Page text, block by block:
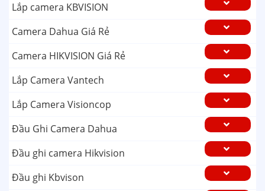
Lắp camera KBVISION
Camera Dahua Giá Rẻ
Camera HIKVISION Giá Rẻ
Lắp Camera Vantech
Lắp Camera Visioncop
Đầu Ghi Camera Dahua
Đầu ghi camera Hikvision
Đầu ghi Kbvison